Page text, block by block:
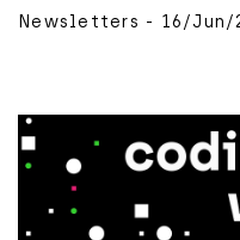
Newsletters - 16/